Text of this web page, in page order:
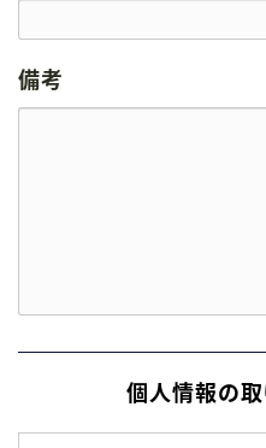
備考
個人情報の取